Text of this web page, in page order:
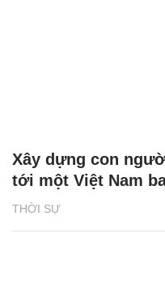
THỜI SỰ
Xây dựng con
tới một Việt Nam